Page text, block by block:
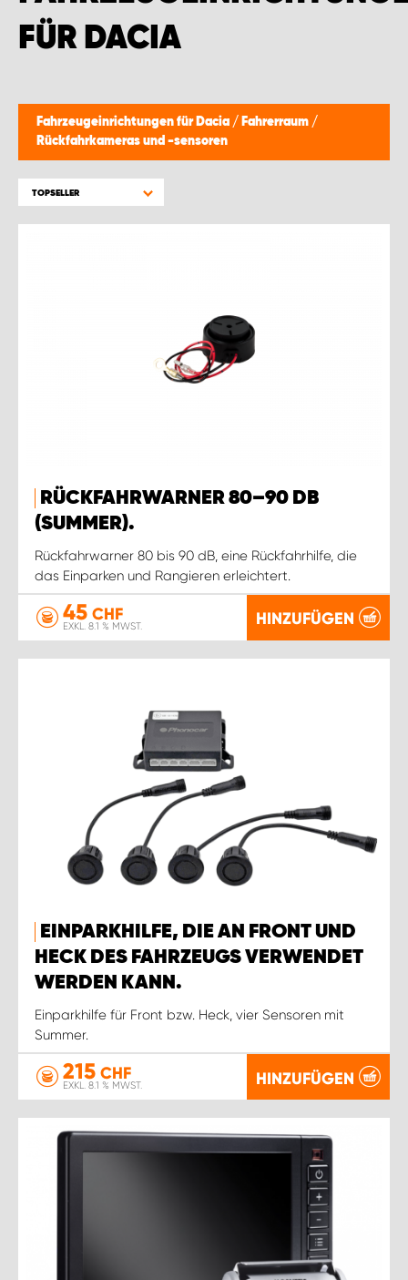
FÜR DACIA
Fahrzeugeinrichtungen für Dacia / Fahrerraum /
Rückfahrkameras und -sensoren
TOPSELLER
RÜCKFAHRWARNER 80–90 DB
(SUMMER).
Rückfahrwarner 80 bis 90 dB, eine Rückfahrhilfe, die
das Einparken und Rangieren erleichtert.
45 CHF
EXKL. 8.1 % MWST. HINZUFÜGEN
EINPARKHILFE, DIE AN FRONT UND
HECK DES FAHRZEUGS VERWENDET
WERDEN KANN.
Einparkhilfe für Front bzw. Heck, vier Sensoren mit
Summer.
215 CHF
EXKL. 8.1 % MWST. HINZUFÜGEN